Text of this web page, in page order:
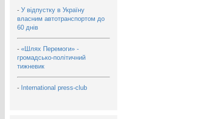
- У відпустку в Україну
власним автотранспортом до
60 днів
- «Шлях Перемоги» -
громадсько-політичний
тижневик
- International press-club